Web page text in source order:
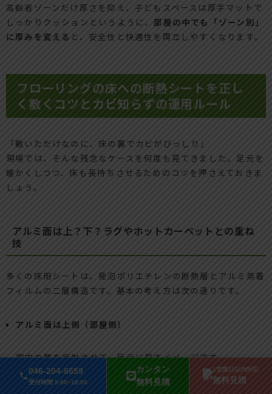
046-204-6659
受付時間 9:00~18:00
カンタン
無料見積
1営業日以内対応
無料見積
高齢者ゾーンだけ厚さを抑え、子どもスペースは厚手マットで
しっかりクッションというように、部屋の中でも「ゾーン別」
に厚みを変える と、安全性と快適性を両立しやすくなります。
フローリングの床への断熱シートを正し
く敷くコツとカビ知らずの運用ルール
「敷いただけなのに、床の裏でカビがびっしり」
現場では、そんな残念なケースを何度も見てきました。足元を
暖かくしつつ、床も長持ちさせるためのコツを押さえておきま
しょう。
アルミ面は上？下？ラグやホットカーペットとの重ね
技
多くの床用シートは、発泡ポリエチレンの断熱層とアルミ蒸着
フィルムの二層構造です。基本の考え方は次の通りです。
アルミ面は上側（部屋側）
室内の熱を反射させて、足元に戻すイメージです。